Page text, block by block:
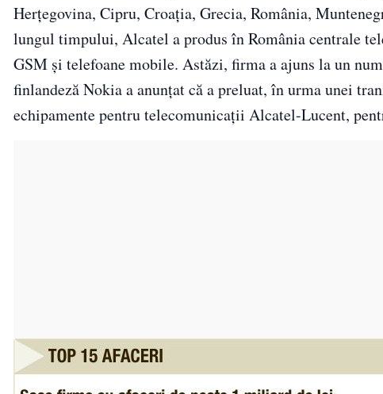
Herţegovina, Cipru, Croaţia, Grecia, România,
lungul timpului, Alcatel a produs în România centrale
GSM şi telefoane mobile. Astăzi, firma a ajuns la un
finlandeză Nokia a anunțat că a preluat, în urma unei
echipamente pentru telecomunicații Alcatel-Lucent,